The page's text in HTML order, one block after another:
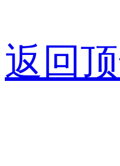
返回